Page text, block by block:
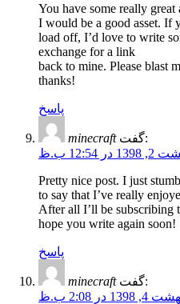
You have some really
I would be a good asset. If
load off, I’d love to write
exchange for a link
back to mine. Please blast
thanks!
پاسخ
minecraft
گفت:
در 12:54 ب.ظ
Pretty nice post. I just
to say that I’ve really
After all I’ll be subscribing
hope you write again soon!
پاسخ
minecraft
گفت:
در 2:08 ب.ظ